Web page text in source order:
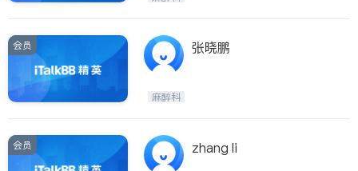
会员 张晓鹏
麻醉科
会员 zhang li